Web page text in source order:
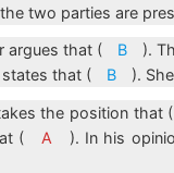
two parties are
argues that ( B ).
states that ( B ).
the position that
( A ). In his